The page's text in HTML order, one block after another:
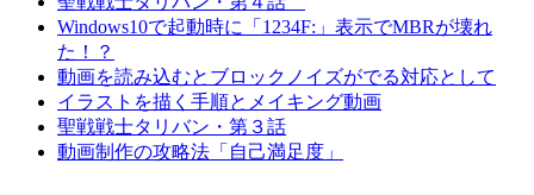
Windows10で起動時に「1234F:」表示でMBRが壊れ
た！？
動画を読み込むとブロックノイズがでる対応として
イラストを描く手順とメイキング動画
聖戦戦士タリバン・第３話
動画制作の攻略法「自己満足度」